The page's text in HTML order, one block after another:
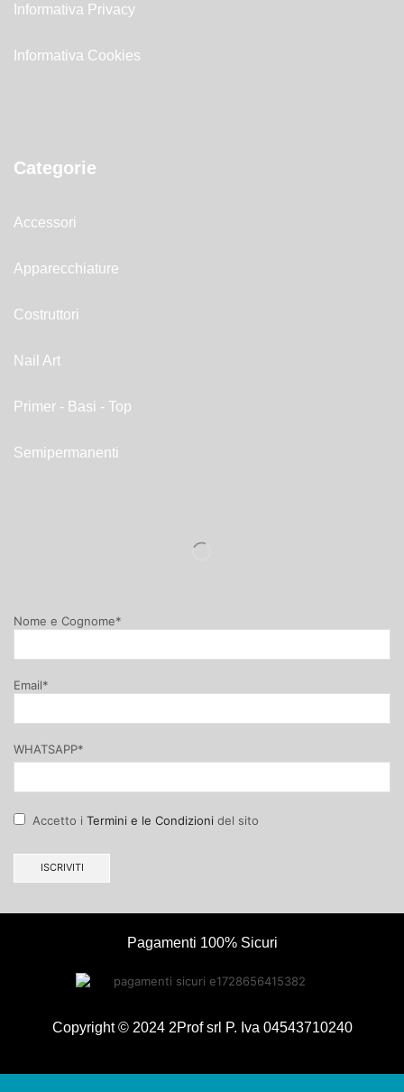
Informativa Privacy
Informativa Cookies
Categorie
Accessori
Apparecchiature
Costruttori
Nail Art
Primer - Basi - Top
Semipermanenti
Nome e Cognome*
Email*
WHATSAPP*
Accetto i Termini e le Condizioni del sito
Pagamenti 100% Sicuri
Copyright © 2024 2Prof srl P. Iva 04543710240